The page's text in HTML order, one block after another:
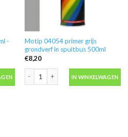
-
Motip 04054 primer grijs
grondverf in spuitbus 500ml
€8,20
IN WINKELWAGEN